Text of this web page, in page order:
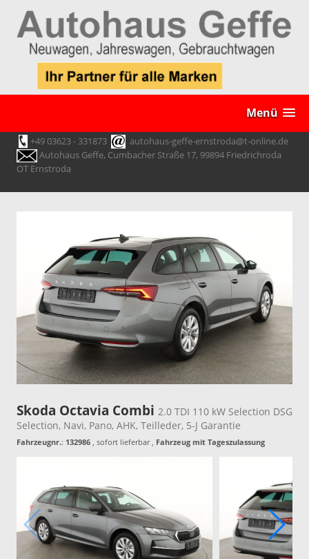
Menü
+49 03623 - 331873
autohaus-geffe-ernstroda@t-online.de
Autohaus Geffe, Cumbacher Straße 17, 99894 Friedrichroda
OT Ernstroda
Skoda Octavia Combi 2.0 TDI 110 kW Selection DSG
Selection, Navi, Pano, AHK, Teilleder, 5-J Garantie
Fahrzeugnr.: 132986 , sofort lieferbar, Fahrzeug mit Tageszulassung